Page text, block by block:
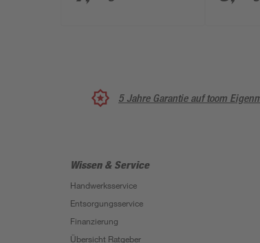
5 Jahre Garantie auf toom
Wissen & Service
Handwerksservice
Entsorgungsservice
Finanzierung
Übersicht Ratgeber